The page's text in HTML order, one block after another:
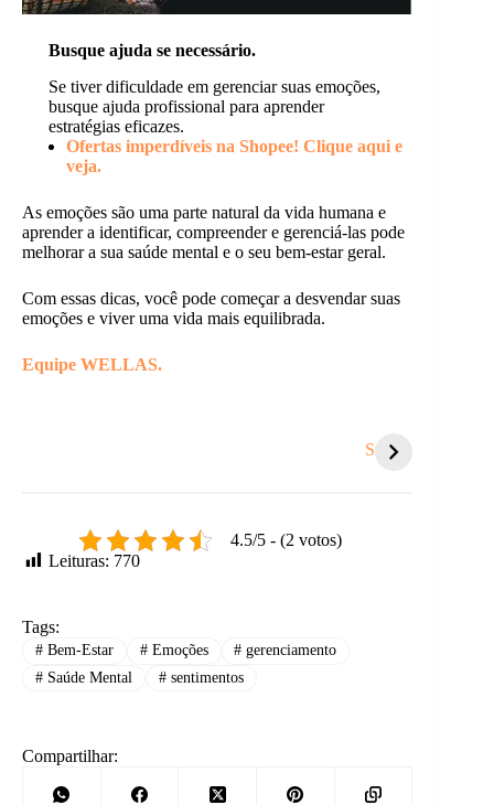
Busque ajuda se necessário.
Se tiver dificuldade em gerenciar suas emoções,
busque ajuda profissional para aprender
estratégias eficazes.
Ofertas imperdíveis na Shopee! Clique aqui e
veja.
As emoções são uma parte natural da vida humana e
aprender a identificar, compreender e gerenciá-las pode
melhorar a sua saúde mental e o seu bem-estar geral.
Com essas dicas, você pode começar a desvendar suas
emoções e viver uma vida mais equilibrada.
Equipe WELLAS.
Stories
4.5/5 - (2 votos)
Leituras: 770
Tags:
#Bem-Estar #Emoções # gerenciamento
#Saúde Mental #sentimentos
Compartilhar: